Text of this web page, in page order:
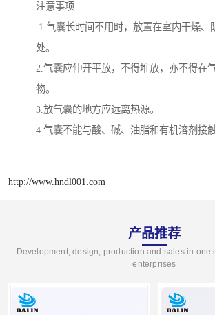
注意事项
1.气囊长时间不用时，放置在室内干燥、
处。
2.气囊应伸开平放，不得堆放，亦不得在
物。
3.放气囊的地方应远离热源。
4.气囊不能与酸、碱、油脂和有机溶剂接触
http://www.hndl001.com
产品推荐
Development, design, production and sales in one
enterprises